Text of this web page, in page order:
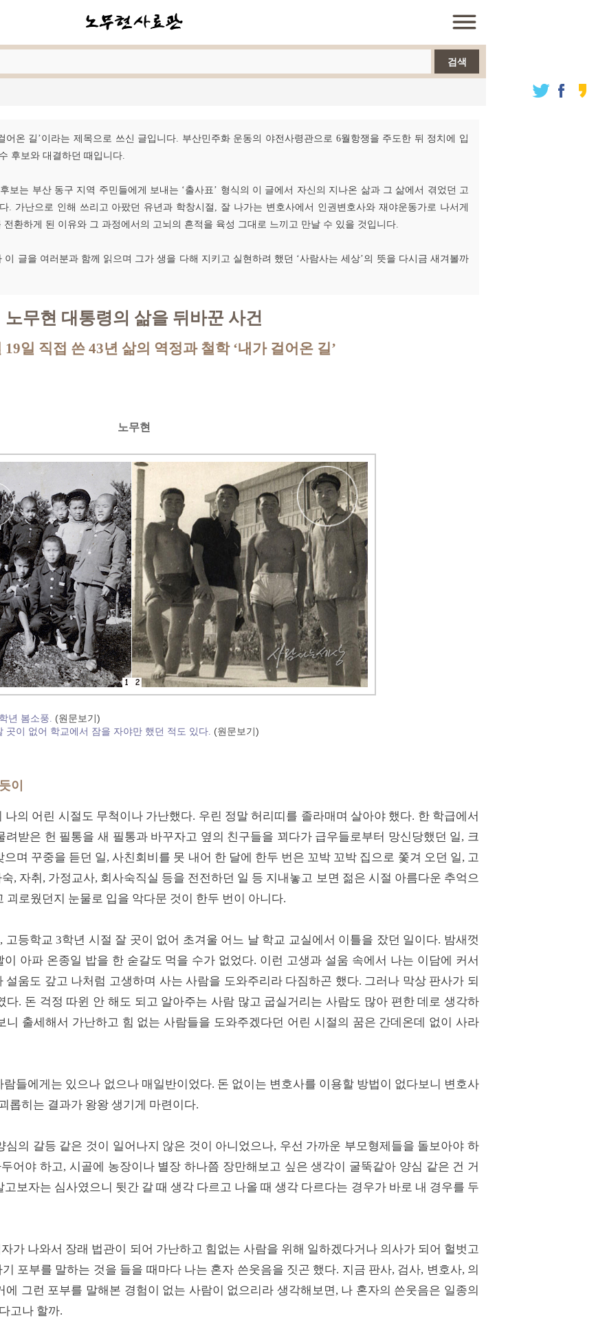
검색
어온 길’이라는 제목으로 쓰신 글입니다. 부산민주화 운동의 야전사령관으로 6월항쟁을 주도한 뒤 정치에 입
후보와 대결하던 때입니다.
보는 부산 동구 지역 주민들에게 보내는 ‘출사표’ 형식의 이 글에서 자신의 지나온 삶과 그 삶에서 겪었던 고
. 가난으로 인해 쓰리고 아팠던 유년과 학창시절, 잘 나가는 변호사에서 인권변호사와 재야운동가로 나서게
환하게 된 이유와 그 과정에서의 고뇌의 흔적을 육성 그대로 느끼고 만날 수 있을 것입니다.
이 글을 여러분과 함께 읽으며 그가 생을 다해 지키고 실현하려 했던 ‘사람사는 세상’의 뜻을 다시금 새겨볼까
노무현 대통령의 삶을 뒤바꾼 사건
19일 직접 쓴 43년 삶의 역정과 철학 ‘내가 걸어온 길’
노무현
년 봄소풍. (원문보기)
곳이 없어 학교에서 잠을 자야만 했던 적도 있다. (원문보기)
이
의 어린 시절도 무척이나 가난했다. 우린 정말 허리띠를 졸라매며 살아야 했다. 한 학급에서
받은 헌 필통을 새 필통과 바꾸자고 옆의 친구들을 꾀다가 급우들로부터 망신당했던 일, 크
며 꾸중을 듣던 일, 사친회비를 못 내어 한 달에 한두 번은 꼬박 꼬박 집으로 쫓겨 오던 일, 고
, 자취, 가정교사, 회사숙직실 등을 전전하던 일 등 지내놓고 보면 젊은 시절 아름다운 추억으
로웠던지 눈물로 입을 악다문 것이 한두 번이 아니다.
등학교 3학년 시절 잘 곳이 없어 초겨울 어느 날 학교 교실에서 이틀을 잤던 일이다. 밤새껏
아파 온종일 밥을 한 숟갈도 먹을 수가 없었다. 이런 고생과 설움 속에서 나는 이담에 커서
움도 갚고 나처럼 고생하며 사는 사람을 도와주리라 다짐하곤 했다. 그러나 막상 판사가 되
다. 돈 걱정 따윈 안 해도 되고 알아주는 사람 많고 굽실거리는 사람도 많아 편한 데로 생각하
니 출세해서 가난하고 힘 없는 사람들을 도와주겠다던 어린 시절의 꿈은 간데온데 없이 사라
들에게는 있으나 없으나 매일반이었다. 돈 없이는 변호사를 이용할 방법이 없다보니 변호사
롭히는 결과가 왕왕 생기게 마련이다.
의 갈등 같은 것이 일어나지 않은 것이 아니었으나, 우선 가까운 부모형제들을 돌보아야 하
어야 하고, 시골에 농장이나 별장 하나쯤 장만해보고 싶은 생각이 굴뚝같아 양심 같은 건 거
보자는 심사였으니 뒷간 갈 때 생각 다르고 나올 때 생각 다르다는 경우가 바로 내 경우를 두
가 나와서 장래 법관이 되어 가난하고 힘없는 사람을 위해 일하겠다거나 의사가 되어 헐벗고
포부를 말하는 것을 들을 때마다 나는 혼자 쓴웃음을 짓곤 했다. 지금 판사, 검사, 변호사, 의
그런 포부를 말해본 경험이 없는 사람이 없으리라 생각해보면, 나 혼자의 쓴웃음은 일종의
고나 할까.